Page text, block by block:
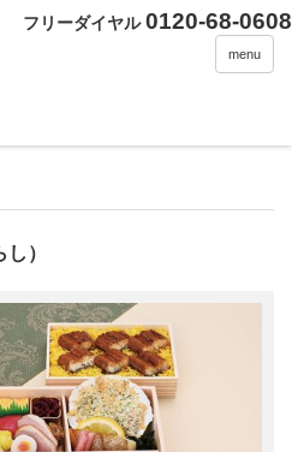
フリーダイヤル0120-68-0608
menu
）